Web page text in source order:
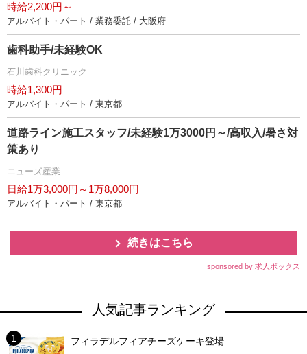
時給2,200円～
アルバイト・パート / 業務委託 / 大阪府
歯科助手/未経験OK
石川歯科クリニック
時給1,300円
アルバイト・パート / 東京都
道路ライン施工スタッフ/未経験1万3000円～/高収入/暑さ対
策あり
ニューズ産業
日給1万3,000円～1万8,000円
アルバイト・パート / 東京都
続きはこちら
sponsored by 求人ボックス
人気記事ランキング
フィラデルフィアチーズケーキ登場